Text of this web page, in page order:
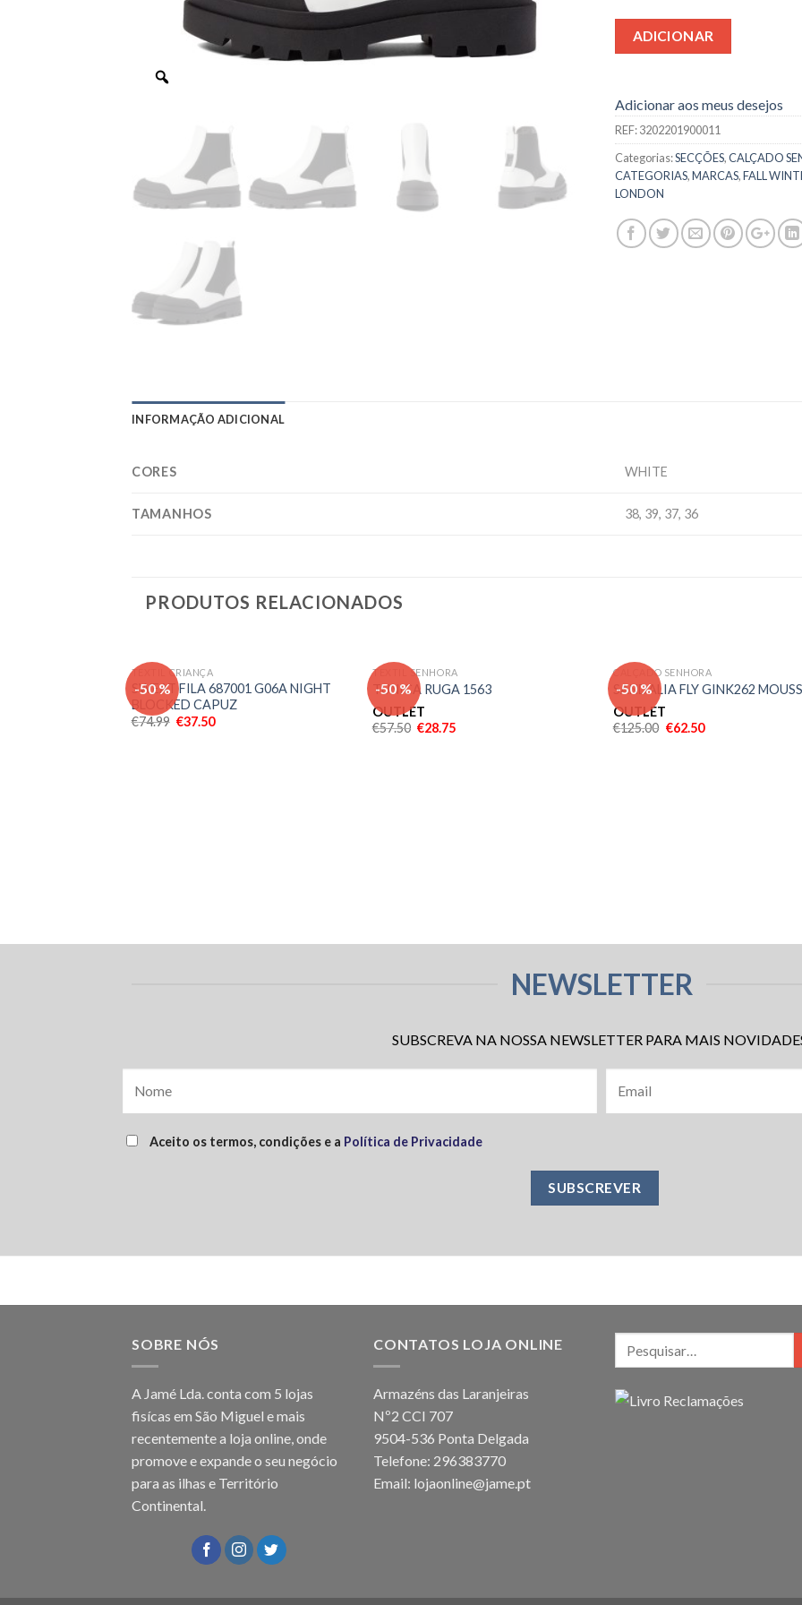
ADICIONAR
Adicionar aos meus desejos
REF:3202201900011
Categorias:SECÇÕES,CALÇADO
CATEGORIAS,MARCAS,FALL
LONDON
INFORMAÇÃO ADICIONAL
CORES WHITE
TAMANHOS 38, 39, 37, 36
PRODUTOS RELACIONADOS
-50 %
Adicionar
aos meus
TEXTIL CRIANÇA
SWEAT FILA 687001 G06A NIGHT
BLOCKED CAPUZ
€74.99 €37.50
-50 %
TEXTIL SENHORA
TUNICA RUGA 1563
OUTLET
€57.50 €28.75
-50 %
aos
CALÇADO SENHORA
SANDALIA FLY GINK262
OUTLET
€125.00 €62.50
NEWSLETTER
SUBSCREVA NA NOSSA NEWSLETTER PARA MAIS
Aceito os termos, condições e a Política de Privacidade
SOBRE NÓS
A Jamé Lda. conta com 5 lojas
fisícas em São Miguel e mais
recentemente a loja online, onde
promove e expande o seu negócio
para as ilhas e Território
Continental.
CONTATOS LOJA ONLINE
Armazéns das Laranjeiras
Nº2 CCI 707
9504-536 Ponta Delgada
Telefone: 296383770
Email: lojaonline@jame.pt